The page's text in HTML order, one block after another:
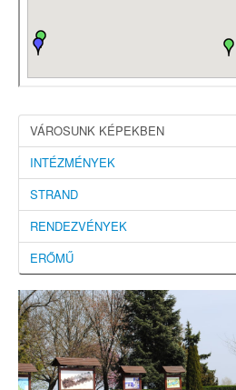
VÁROSUNK KÉPEKBEN
INTÉZMÉNYEK
STRAND
RENDEZVÉNYEK
ERŐMŰ